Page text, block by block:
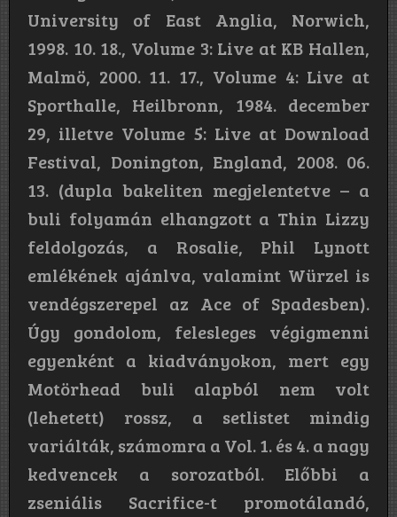
University of East Anglia, Norwich,
1998. 10. 18., Volume 3: Live at KB Hallen,
Malmö, 2000. 11. 17., Volume 4: Live at
Sporthalle, Heilbronn, 1984. december
29, illetve Volume 5: Live at Download
Festival, Donington, England, 2008. 06.
13. (dupla bakeliten megjelentetve – a
buli folyamán elhangzott a Thin Lizzy
feldolgozás, a Rosalie, Phil Lynott
emlékének ajánlva, valamint Würzel is
vendégszerepel az Ace of Spadesben).
Úgy gondolom, felesleges végigmenni
egyenként a kiadványokon, mert egy
Motörhead buli alapból nem volt
(lehetett) rossz, a setlistet mindig
variálták, számomra a Vol. 1. és 4. a nagy
kedvencek a sorozatból. Előbbi a
zseniális Sacrifice-t promotálandó,